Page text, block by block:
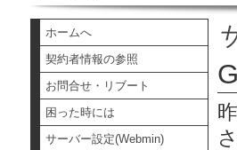
ホームへ
契約者情報の参照
お問合せ・リブート
困った時には
サーバー設定(Webmin)